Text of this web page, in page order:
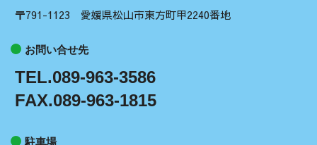
〒791-1123 愛媛県松山市東方町甲2240番地
お問い合せ先
TEL.089-963-3586
FAX.089-963-1815
駐車場